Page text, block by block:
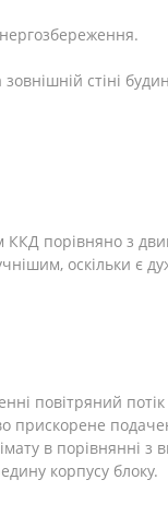
стіні
порівняно з
оскільки є
повітряний
прискорене
в порівнянні з
корпусу блоку.